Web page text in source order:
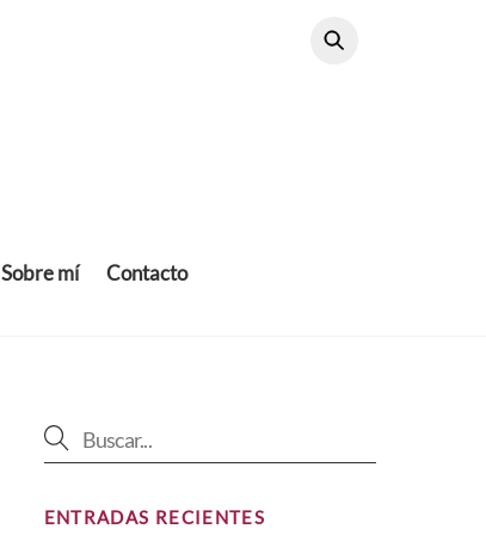
Sobre mí Contacto
ENTRADAS RECIENTES